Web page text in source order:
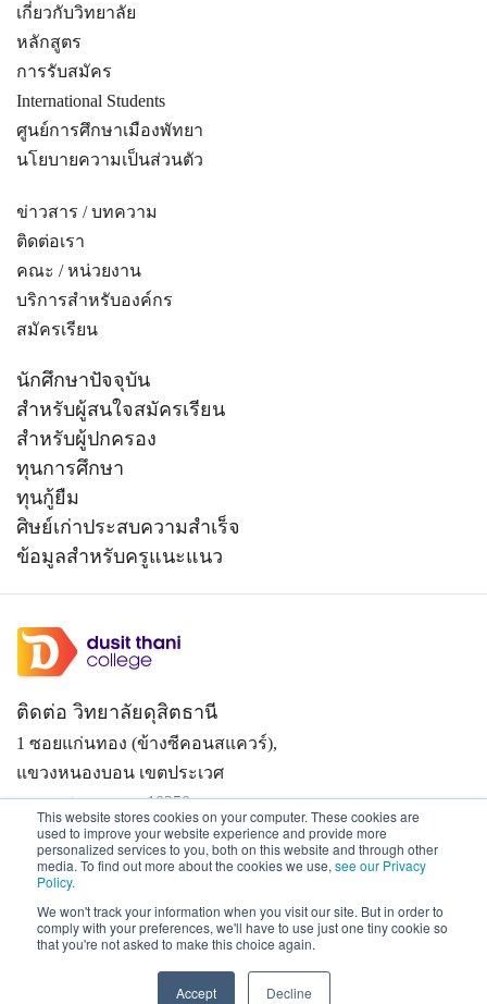
This website stores cookies on your computer. These cookies are
used to improve your website experience and provide more
personalized services to you, both on this website and through other
media. To find out more about the cookies we use, see our Privacy
Policy.
We won't track your information when you visit our site. But in order to
comply with your preferences, we'll have to use just one tiny cookie so
that you're not asked to make this choice again.
Accept Decline
ติดต่อ วิทยาลัยดุสิตธานี
1 ซอยแก่นทอง (ข้างซีคอนสแควร์),
แขวงหนองบอน เขตประเวศ
กรุงเทพมหานคร 10250
0-2361-7805, 0-2361-7811-3
038-488-463-7 (ศูนย์การศึกษาเมืองพัทยา)
เกี่ยวกับวิทยาลัย
หลักสูตร
การรับสมัคร
International Students
ศูนย์การศึกษาเมืองพัทยา
นโยบายความเป็นส่วนตัว
ข่าวสาร / บทความ
ติดต่อเรา
คณะ / หน่วยงาน
บริการสำหรับองค์กร
สมัครเรียน
นักศึกษาปัจจุบัน
สำหรับผู้สนใจสมัครเรียน
สำหรับผู้ปกครอง
ทุนการศึกษา
ทุนกู้ยืม
ศิษย์เก่าประสบความสำเร็จ
ข้อมูลสำหรับครูแนะแนว
Copyright © 2026 All rights reserved. Dusit Thani College